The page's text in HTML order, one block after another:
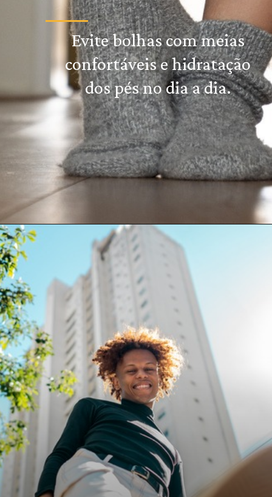
Evite bolhas com meias
confortáveis e hidratação
dos pés no dia a dia.